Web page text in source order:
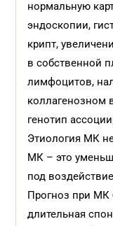
нормальную
эндоскопии,
крипт,
в собственной
лимфоцитов,
коллагенозном
генотип
Этиология МК
МК – это
под
Прогноз при МК
длительная